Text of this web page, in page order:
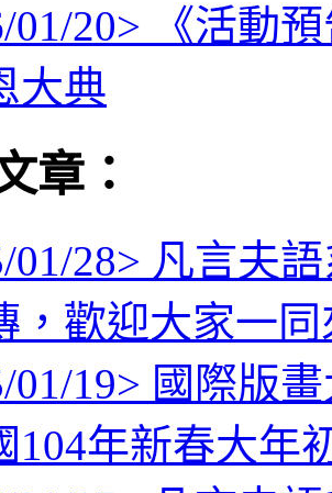
01/20> 《活動
大典
章：
01/28> 凡言夫
，歡迎大家一
01/19> 國際版
104年新春大年